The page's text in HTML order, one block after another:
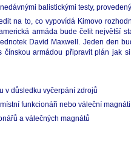
balistickými testy,
na to, co vypovídá Kimovo
armáda bude čelit největší
David Maxwell. Jeden den
armádou připravit plán jak
v důsledku vyčerpání zdrojů
funkcionáři nebo váleční
a válečných magnátů